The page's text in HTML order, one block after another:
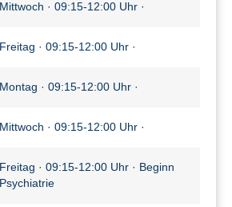
Mittwoch · 09:15-12:00 Uhr ·
Freitag · 09:15-12:00 Uhr ·
Montag · 09:15-12:00 Uhr ·
Mittwoch · 09:15-12:00 Uhr ·
Freitag · 09:15-12:00 Uhr · Beginn
Psychiatrie